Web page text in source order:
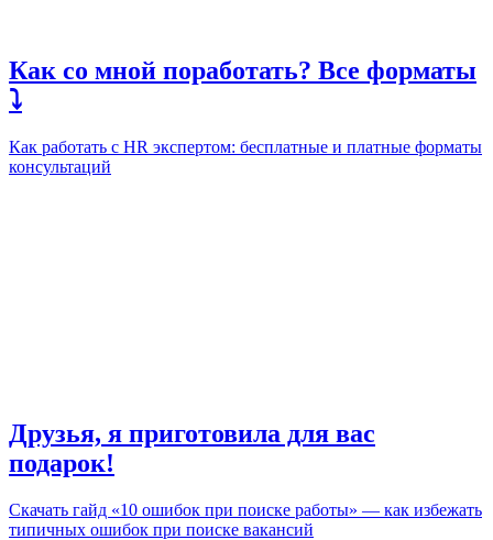
Как со мной поработать? Все форматы
⤵️
Как работать с HR экспертом: бесплатные и платные форматы
консультаций
Друзья, я приготовила для вас
подарок!
Скачать гайд «10 ошибок при поиске работы» — как избежать
типичных ошибок при поиске вакансий